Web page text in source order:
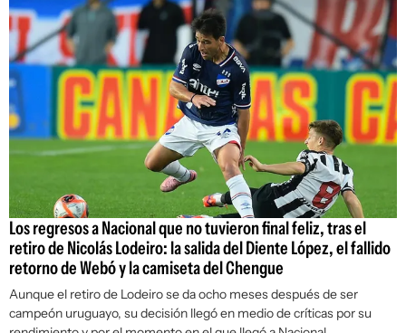
Los regresos a Nacional que no tuvieron final feliz, tras el
retiro de Nicolás Lodeiro: la salida del Diente López, el fallido
retorno de Webó y la camiseta del Chengue
Aunque el retiro de Lodeiro se da ocho meses después de ser
campeón uruguayo, su decisión llegó en medio de críticas por su